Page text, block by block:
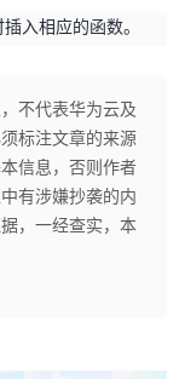
入相应的函数。
不代表华为云及
标注文章的来源
信息，否则作者
有涉嫌抄袭的内
，一经查实，本